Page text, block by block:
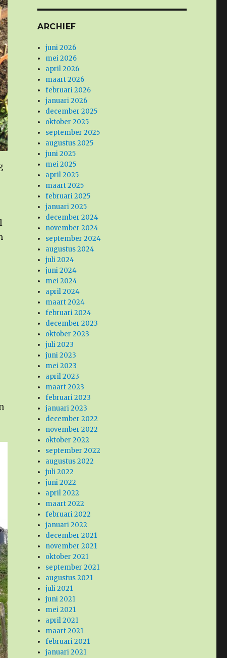
ARCHIEF
juni 2026
mei 2026
april 2026
maart 2026
februari 2026
januari 2026
december 2025
oktober 2025
september 2025
augustus 2025
juni 2025
mei 2025
april 2025
maart 2025
februari 2025
januari 2025
december 2024
november 2024
september 2024
augustus 2024
juli 2024
juni 2024
mei 2024
april 2024
maart 2024
februari 2024
december 2023
oktober 2023
juli 2023
juni 2023
mei 2023
april 2023
maart 2023
februari 2023
januari 2023
december 2022
november 2022
oktober 2022
september 2022
augustus 2022
juli 2022
juni 2022
april 2022
maart 2022
februari 2022
januari 2022
december 2021
november 2021
oktober 2021
september 2021
augustus 2021
juli 2021
juni 2021
mei 2021
april 2021
maart 2021
februari 2021
januari 2021